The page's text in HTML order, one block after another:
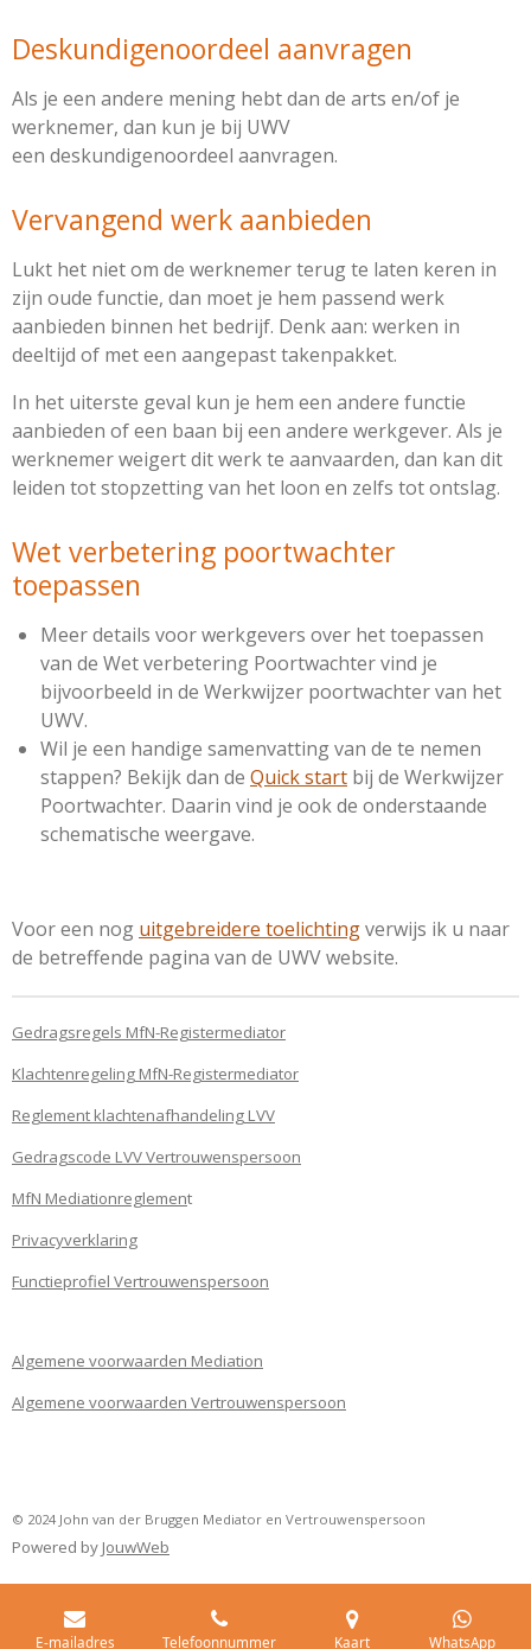
Deskundigenoordeel aanvragen
Als je een andere mening hebt dan de arts en/of je
werknemer, dan kun je bij UWV
een deskundigenoordeel aanvragen.
Vervangend werk aanbieden
Lukt het niet om de werknemer terug te laten keren in
zijn oude functie, dan moet je hem passend werk
aanbieden binnen het bedrijf. Denk aan: werken in
deeltijd of met een aangepast takenpakket.
In het uiterste geval kun je hem een andere functie
aanbieden of een baan bij een andere werkgever. Als je
werknemer weigert dit werk te aanvaarden, dan kan dit
leiden tot stopzetting van het loon en zelfs tot ontslag.
Wet verbetering poortwachter
toepassen
Meer details voor werkgevers over het toepassen
van de Wet verbetering Poortwachter vind je
bijvoorbeeld in de Werkwijzer poortwachtervan het
UWV.
Wil je een handige samenvatting van de te nemen
stappen? Bekijk dan de Quick start bij de Werkwijzer
Poortwachter. Daarin vind je ook de onderstaande
schematische weergave.
Voor een nog uitgebreidere toelichtingverwijs ik u naar
de betreffende pagina van de UWV website.
Gedragsregels MfN-Registermediator
Klachtenregeling MfN-Registermediator
Reglement klachtenafhandeling LVV
Gedragscode LVV Vertrouwenspersoon
MfN Mediationreglement
Privacyverklaring
Functieprofiel Vertrouwenspersoon
Algemene voorwaarden Mediation
Algemene voorwaarden Vertrouwenspersoon
© 2024 John van der Bruggen Mediator en Vertrouwenspersoon
Powered by JouwWeb
E-mailadres Telefoonnummer Kaart WhatsApp